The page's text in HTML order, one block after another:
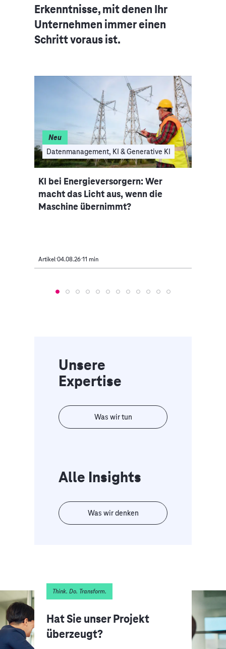
Erkenntnisse, mit denen Ihr
Unternehmen immer einen
Schritt voraus ist.
Datenmanagement, KI & Generative KI
Neu
KI bei Energieversorgern: Wer
macht das Licht aus, wenn die
Maschine übernimmt?
Artikel 04.08.26 11 min
Unsere
Expertise
Was wir tun
Alle Insights
Was wir denken
Think. Do. Transform.
Hat Sie unser Projekt
überzeugt?